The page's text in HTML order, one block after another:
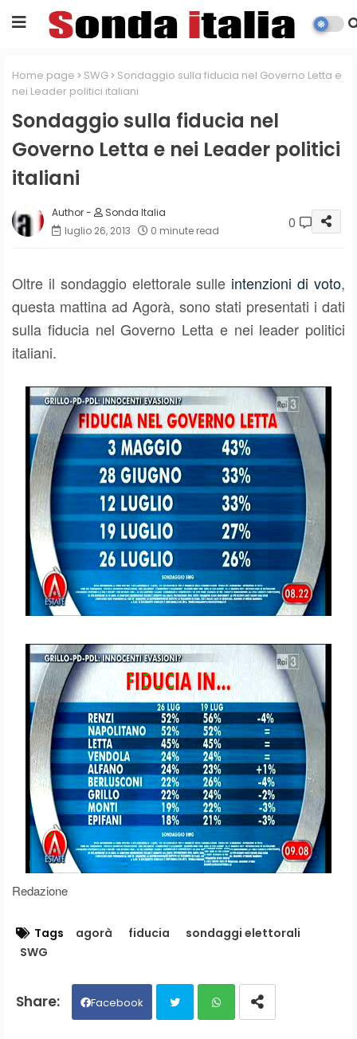
Home page SWG
Sondaggio sulla fiducia nel Governo Letta e
nei Leader politici italiani
Sondaggio sulla fiducia nel
Governo Letta e nei Leader politici
italiani
Sonda Italia
luglio 26, 2013
0 minute read 0
Oltre il sondaggio elettorale sulle intenzioni di voto,
questa mattina ad Agorà, sono stati presentati i dati
sulla fiducia nel Governo Letta e nei leader politici
italiani.
Redazione
Tags agorà fiducia
sondaggi elettorali
SWG
Facebook